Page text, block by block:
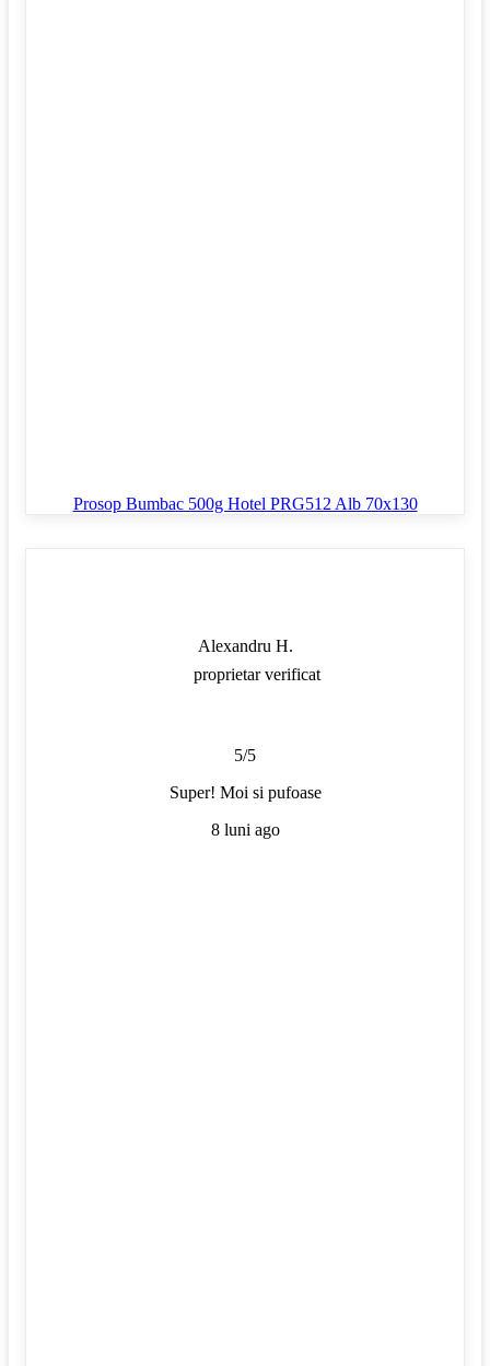
Prosop Bumbac 500g Hotel PRG512 Alb 70x130
Alexandru H.
proprietar verificat
5/5
Super! Moi si pufoase
8 luni ago